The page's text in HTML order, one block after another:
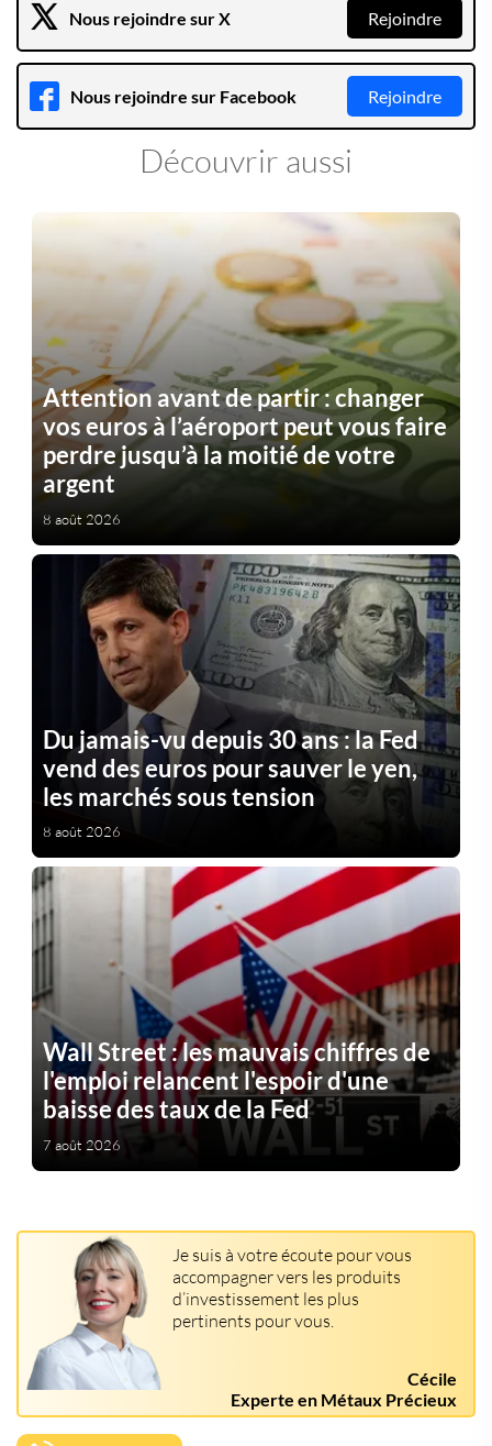
Nous rejoindre sur X Rejoindre
Nous rejoindre sur Facebook Rejoindre
Découvrir aussi
Attention avant de partir : changer
vos euros à l’aéroport peut vous faire
perdre jusqu’à la moitié de votre
argent
8 août 2026
Du jamais-vu depuis 30 ans : la Fed
vend des euros pour sauver le yen,
les marchés sous tension
8 août 2026
Wall Street : les mauvais chiffres de
l'emploi relancent l'espoir d'une
baisse des taux de la Fed
7 août 2026
Je suis à votre écoute pour vous
accompagner vers les produits
d’investissement les plus
pertinents pour vous.
Cécile
Experte en Métaux Précieux